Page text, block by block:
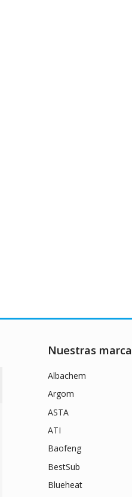
Nuestras
Albachem
Argom
ASTA
ATI
Baofeng
BestSub
Blueheat